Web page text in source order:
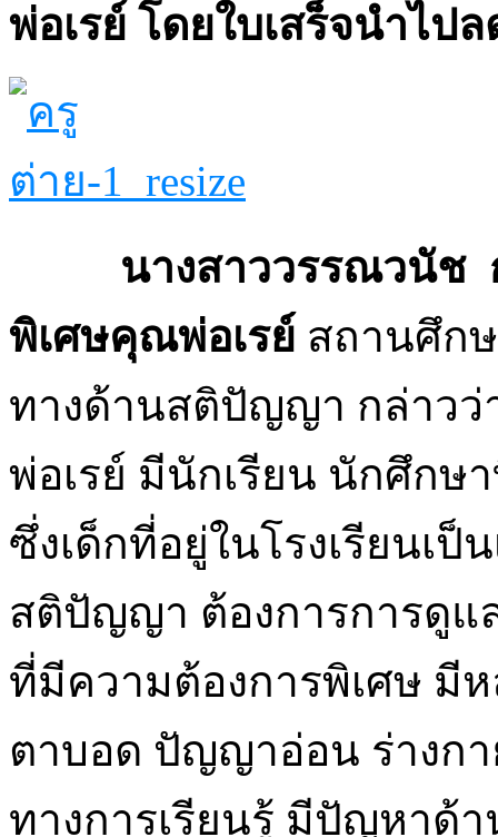
พ่อเรย์ โดยใบเสร็จนำไป
นางสาววรรณวนัช กัน
พิเศษคุณพ่อเรย์ สถานศึก
ทางด้านสติปัญญา กล่าวว่
พ่อเรย์ มีนักเรียน นักศึกษ
ซึ่งเด็กที่อยู่ในโรงเรียนเ
สติปัญญา ต้องการการดูแ
ที่มีความต้องการพิเศษ มี
ตาบอด ปัญญาอ่อน ร่างก
ทางการเรียนรู้ มีปัญหาด้